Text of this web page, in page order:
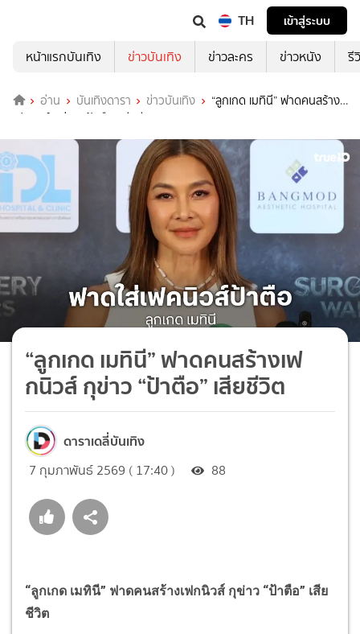
TH
เข้าสู่ระบบ
หน้าแรกบันเทิง
ข่าวบันเทิง ข่าวละคร ข่าวหนัง รี
อ่าน บันเทิงดารา ข่าวบันเทิง
“ลูกเกด เมทินี” ฟาดคนสร้าง
เฟกนิวส์ กุข่าว “ป้าตือ” เสียชีวิต
“ลูกเกด เมทินี” ฟาดคนสร้างเฟ
กนิวส์ กุข่าว “ป้าตือ” เสียชีวิต
ดาราเดลี่บันเทิง
7 กุมภาพันธ์ 2569 ( 17:40 ) 88
“ลูกเกด เมทินี” ฟาดคนสร้างเฟกนิวส์ กุข่าว “ป้าตือ” เสีย
ชีวิต